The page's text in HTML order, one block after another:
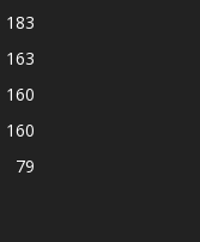
183
163
160
160
79